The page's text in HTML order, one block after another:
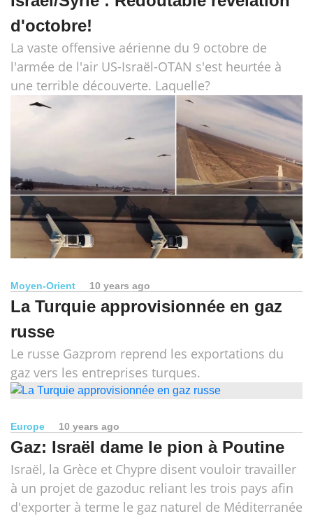
d'octobre!
La vaste offensive aérienne du 9 octobre de
l'armée de l'air US-Israël-OTAN s'est heurtée à
une terrible découverte. Laquelle?
Moyen-Orient 10 years ago
La Turquie approvisionnée en gaz
russe
Le russe Gazprom reprend les exportations du
gaz vers les entreprises turques.
Europe 10 years ago
Gaz: Israël dame le pion à Poutine
Israël, la Grèce et Chypre disent vouloir travailler
à un projet de gazoduc reliant les trois pays afin
d'exporter à terme le gaz naturel de Méditerranée